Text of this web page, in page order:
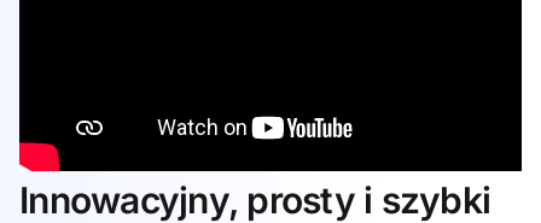
Innowacyjny, prosty i szybki